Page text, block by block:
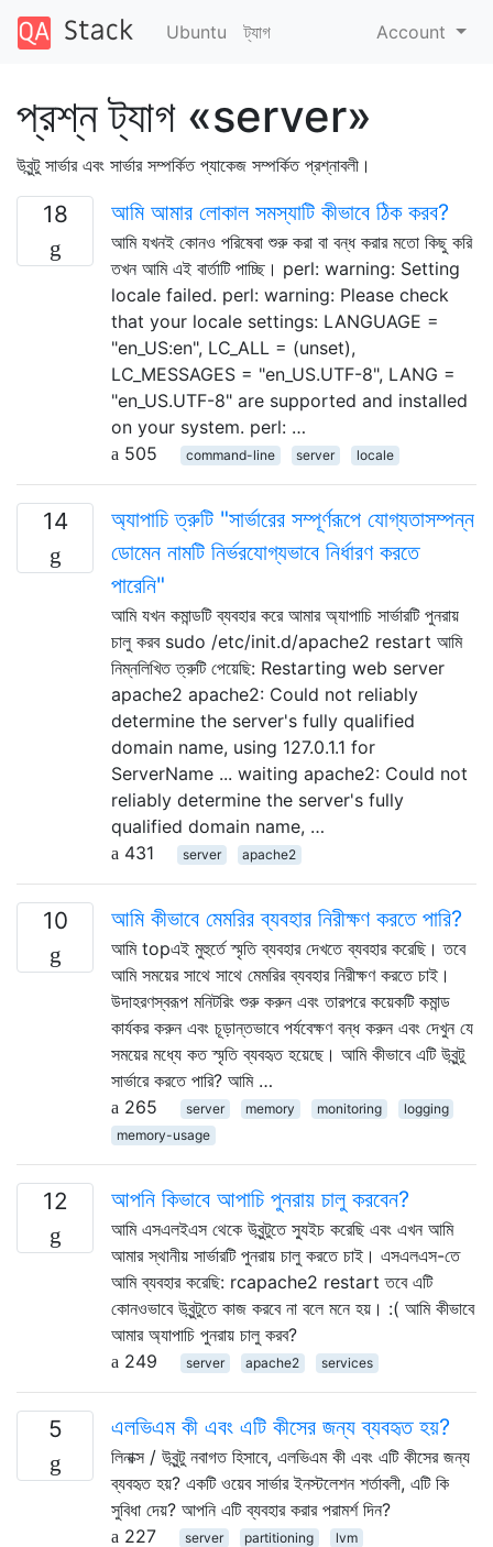
Ubuntu ট্যাগ Account
প্রশ্ন ট্যাগ «server»
উবুন্টু সার্ভার এবং সার্ভার সম্পর্কিত প্যাকেজ সম্পর্কিত প্রশ্নাবলী।
18 আমি আমার লোকাল সমস্যাটি কীভাবে ঠিক করব?
আমি যখনই কোনও পরিষেবা শুরু করা বা বন্ধ করার মতো কিছু করি
তখন আমি এই বার্তাটি পাচ্ছি। perl: warning: Setting
locale failed. perl: warning: Please check
that your locale settings: LANGUAGE =
"en_US:en", LC_ALL = (unset),
LC_MESSAGES = "en_US.UTF-8", LANG =
"en_US.UTF-8" are supported and installed
on your system. perl: …
505
command-line server locale
14
অ্যাপাচি ত্রুটি "সার্ভারের সম্পূর্ণরূপে যোগ্যতাসম্পন্ন
ডোমেন নামটি নির্ভরযোগ্যভাবে নির্ধারণ করতে
পারেনি"
আমি যখন কমান্ডটি ব্যবহার করে আমার অ্যাপাচি সার্ভারটি পুনরায়
চালু করব sudo /etc/init.d/apache2 restart আমি
নিম্নলিখিত ত্রুটি পেয়েছি: Restarting web server
apache2 apache2: Could not reliably
determine the server's fully qualified
domain name, using 127.0.1.1 for
ServerName ... waiting apache2: Could not
reliably determine the server's fully
qualified domain name, …
431
server apache2
10 আমি কীভাবে মেমরির ব্যবহার নিরীক্ষণ করতে পারি?
আমি topএই মুহুর্তে স্মৃতি ব্যবহার দেখতে ব্যবহার করেছি। তবে
আমি সময়ের সাথে সাথে মেমরির ব্যবহার নিরীক্ষণ করতে চাই।
উদাহরণস্বরূপ মনিটরিং শুরু করুন এবং তারপরে কয়েকটি কমান্ড
কার্যকর করুন এবং চূড়ান্তভাবে পর্যবেক্ষণ বন্ধ করুন এবং দেখুন যে
সময়ের মধ্যে কত স্মৃতি ব্যবহৃত হয়েছে। আমি কীভাবে এটি উবুন্টু
সার্ভারে করতে পারি? আমি …
265
server memory monitoring
logging
memory-usage
12 আপনি কিভাবে আপাচি পুনরায় চালু করবেন?
আমি এসএলইএস থেকে উবুন্টুতে স্যুইচ করেছি এবং এখন আমি
আমার স্থানীয় সার্ভারটি পুনরায় চালু করতে চাই। এসএলএস-তে
আমি ব্যবহার করেছি: rcapache2 restart তবে এটি
কোনওভাবে উবুন্টুতে কাজ করবে না বলে মনে হয়। :( আমি কীভাবে
আমার অ্যাপাচি পুনরায় চালু করব?
249
server apache2 services
5 এলভিএম কী এবং এটি কীসের জন্য ব্যবহৃত হয়?
লিনাক্স / উবুন্টু নবাগত হিসাবে, এলভিএম কী এবং এটি কীসের জন্য
ব্যবহৃত হয়? একটি ওয়েব সার্ভার ইনস্টলেশন শর্তাবলী, এটি কি
সুবিধা দেয়? আপনি এটি ব্যবহার করার পরামর্শ দিন?
227
server partitioning lvm